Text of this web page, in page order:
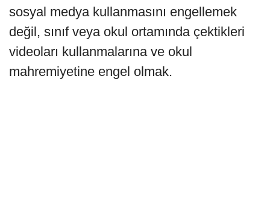
sosyal medya kullanmasını engellemek
değil, sınıf veya okul ortamında çektikleri
videoları kullanmalarına ve okul
mahremiyetine engel olmak.